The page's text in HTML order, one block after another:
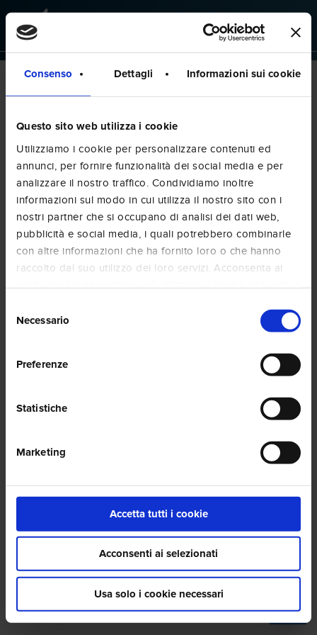
Consenso Dettagli Informazioni sui cookie
Questo sito web utilizza i cookie
Utilizziamo i cookie per personalizzare contenuti ed
annunci, per fornire funzionalità dei social media e per
analizzare il nostro traffico. Condividiamo inoltre
informazioni sul modo in cui utilizza il nostro sito con i
nostri partner che si occupano di analisi dei dati web,
pubblicità e social media, i quali potrebbero combinarle
con altre informazioni che ha fornito loro o che hanno
raccolto dal suo utilizzo dei loro servizi. Acconsenta ai
delNecessario
Preferenze
Statistiche
Marketing
Accetta tutti i cookie
Acconsenti ai selezionati
Usa solo i cookie necessari
to
main
content